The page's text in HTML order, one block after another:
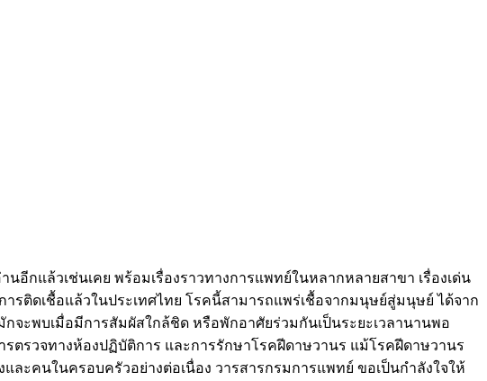
แล้วเช่นเคย พร้อมเรื่องราวทางการแพทย์ในหลากหลายสาขา เรื่องเด่น
รติดเชื้อแล้วในประเทศไทย โรคนี้สามารถแพร่เชื้อจากมนุษย์สู่มนุษย์ ได้จาก
จะพบเมื่อมีการสัมผัสใกล้ชิด หรือพักอาศัยร่วมกันเป็นระยะเวลานานพอ
ตรวจทางห้องปฏิบัติการ และการรักษาโรคฝีดาษวานร แม้โรคฝีดาษวานร
ละคนในครอบครัวอย่างต่อเนื่อง วารสารกรมการแพทย์ ขอเป็นกำลังใจให้